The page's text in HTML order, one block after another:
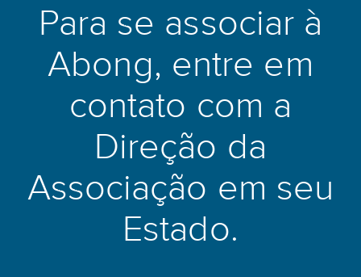
Para se associar à
Abong, entre em
contato com a
Direção da
Associação em seu
Estado.